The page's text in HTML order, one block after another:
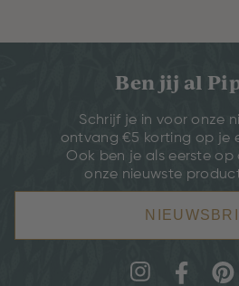
Ben jij al
Schrijf je in voor onze
ontvang €5 korting op je
Ook ben je als eerste
onze nieuwste